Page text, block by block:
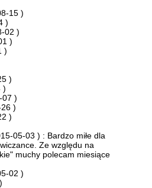
15 )
)
02 )
)
)
)
)
07 )
)
)
05-03 ) : Bardzo miłe dla
Ze względu na
muchy polecam miesiące
02 )